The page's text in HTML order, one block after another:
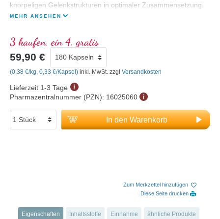
knorpeligen Gelenkstrukturen in optimaler Zusammensetzung.
MEHR ANSEHEN
3 kaufen, ein 4. gratis
59,90 €
(0,38 €/kg, 0,33 €/Kapsel) inkl. MwSt. zzgl Versandkosten
Lieferzeit 1-3 Tage
Pharmazentralnummer (PZN): 16025060
In den Warenkorb
Zum Merkzettel hinzufügen
Diese Seite drucken
Eigenschaften Inhaltsstoffe Einnahme ähnliche Produkte